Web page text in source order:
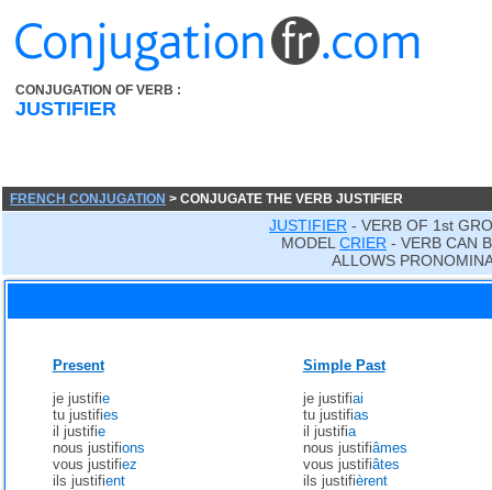
CONJUGATION OF VERB :
JUSTIFIER
FRENCH CONJUGATION > CONJUGATE THE VERB JUSTIFIER
JUSTIFIER - VERB OF 1st
MODEL CRIER - VERB CAN
ALLOWS
Present
je justifie
tu justifies
il justifie
nous justifions
vous justifiez
ils justifient
Simple Past
je justifiai
tu justifias
il justifia
nous justifiâmes
vous justifiâtes
ils justifièrent